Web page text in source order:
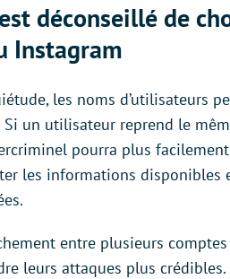
déconseillé de
Instagram
les noms d’utilisateurs
Si un utilisateur reprend le
pourra plus
les informations
entre plusieurs
leurs attaques plus crédibles.